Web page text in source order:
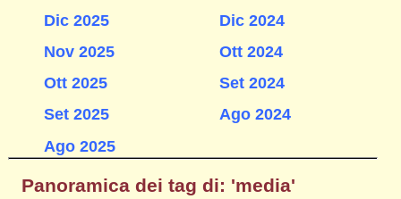
Dic 2025
Nov 2025
Ott 2025
Set 2025
Ago 2025
Dic 2024
Ott 2024
Set 2024
Ago 2024
Panoramica dei tag di: 'media'